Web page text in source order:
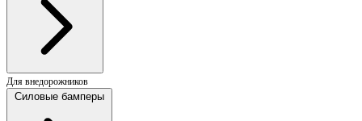
Для внедорожников
Силовые бамперы